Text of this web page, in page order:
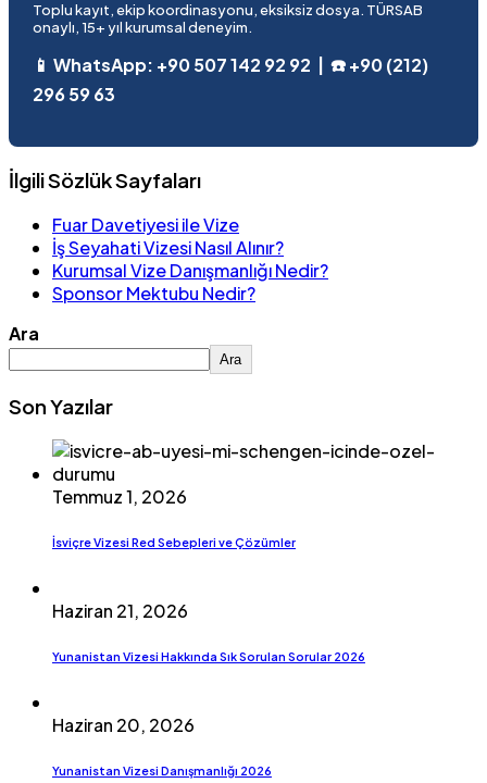
Toplu kayıt, ekip koordinasyonu, eksiksiz dosya. TÜRSAB
onaylı, 15+ yıl kurumsal deneyim.
📱 WhatsApp: +90 507 142 92 92 | ☎️ +90 (212)
296 59 63
İlgili Sözlük Sayfaları
Fuar Davetiyesi ile Vize
İş Seyahati Vizesi Nasıl Alınır?
Kurumsal Vize Danışmanlığı Nedir?
Sponsor Mektubu Nedir?
Ara
Ara
Son Yazılar
Temmuz 1, 2026
İsviçre Vizesi Red Sebepleri ve Çözümler
Haziran 21, 2026
Yunanistan Vizesi Hakkında Sık Sorulan Sorular 2026
Haziran 20, 2026
Yunanistan Vizesi Danışmanlığı 2026